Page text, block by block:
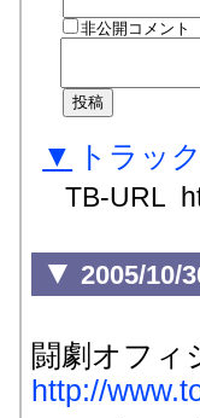
非公開コメント
▼ トラッ
TB-URL
▼ 2005/10/
闘劇オフィ
http://